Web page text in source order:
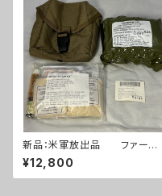
新品：米軍放出品 ファースト
エイドキット トラウマキット
フルセット(A0261)
¥12,800